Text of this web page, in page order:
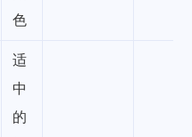
色
适
中
的